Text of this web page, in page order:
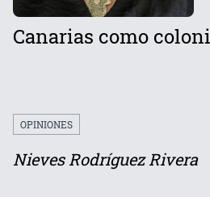
Canarias como
OPINIONES
Nieves Rodríguez Rivera